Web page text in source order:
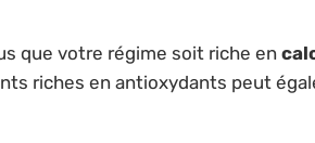
que votre régime soit riche en
riches en antioxydants peut